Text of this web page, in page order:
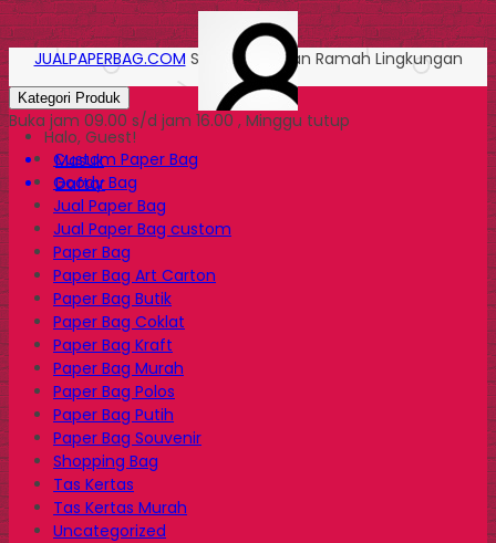
Halo, Guest!
Masuk
Daftar
JUALPAPERBAG.COM Solusi Kemasan Ramah Lingkungan
Kategori Produk
Buka jam 09.00 s/d jam 16.00 , Minggu tutup
Custom Paper Bag
Goody Bag
Jual Paper Bag
Jual Paper Bag custom
Paper Bag
Paper Bag Art Carton
Paper Bag Butik
Paper Bag Coklat
Paper Bag Kraft
Paper Bag Murah
Paper Bag Polos
Paper Bag Putih
Paper Bag Souvenir
Shopping Bag
Tas Kertas
Tas Kertas Murah
Uncategorized